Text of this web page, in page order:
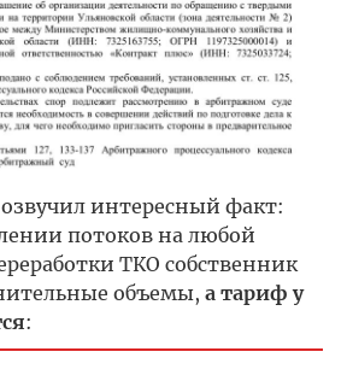
интересный факт:
потоков на любой
ТКО собственник
объемы, а тариф у
: